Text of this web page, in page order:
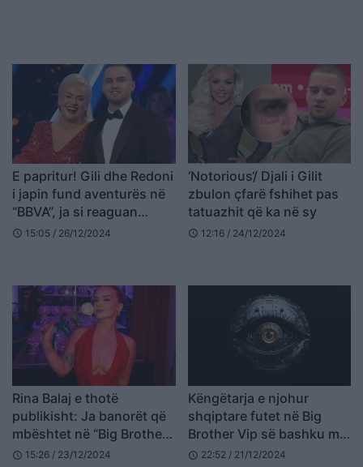
E papritur! Gili dhe Redoni
i japin fund aventurës në
“BBVA”, ja si reaguan
banorët
schedule 15:05 / 26/12/2024
‘Notorious‘/ Djali i Gilit
zbulon çfarë fshihet pas
tatuazhit që ka në sy
schedule 12:16 / 24/12/2024
Rina Balaj e thotë
publikisht: Ja banorët që
mbështet në “Big Brother
Vip Albania”
schedule 15:26 / 23/12/2024
Këngëtarja e njohur
shqiptare futet në Big
Brother Vip së bashku me
të birin
schedule 22:52 / 21/12/2024